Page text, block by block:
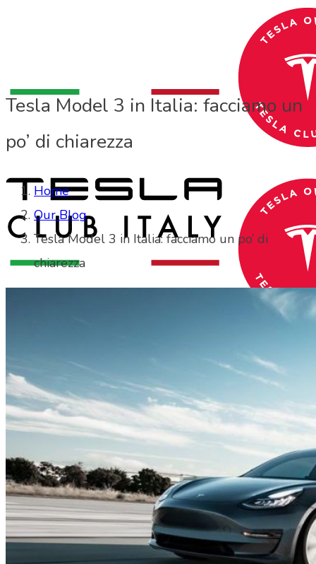
HOME
CHI SIAMO
CHI SIAMO
Tesla Model 3 in Italia: facciamo un
po’ di chiarezza
Home
Our Blog
Tesla Model 3 in Italia: facciamo un po’ di
chiarezza